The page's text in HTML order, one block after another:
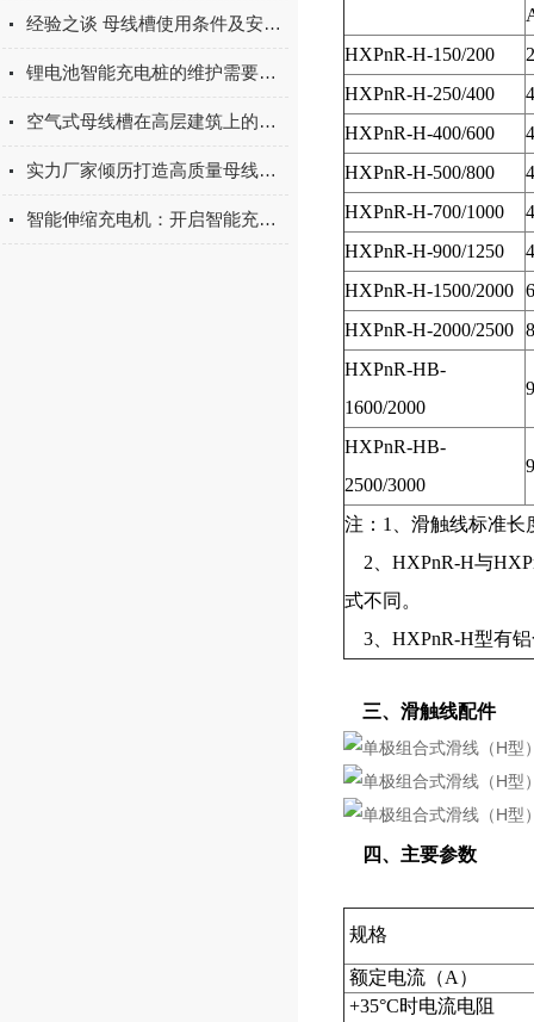
经验之谈 母线槽使用条件及安装要求有哪些讲究
锂电池智能充电桩的维护需要注意什么？
空气式母线槽在高层建筑上的应用
实力厂家倾历打造高质量母线槽 为电气工程出力
智能伸缩充电机：开启智能充电新体验
HXPnR-H-150/200
HXPnR-H-250/400
HXPnR-H-400/600
HXPnR-H-500/800
HXPnR-H-700/1000
HXPnR-H-900/1250
HXPnR-H-1500/2000
HXPnR-H-2000/2500
HXPnR-HB-
1600/2000
HXPnR-HB-
2500/3000
注：1、滑触线标准长
2、HXPnR-H与
式不同。
3、HXPnR-H型有
三、滑触线配件
四、主要参数
规格
额定电流（A）
+35°C时电流电阻